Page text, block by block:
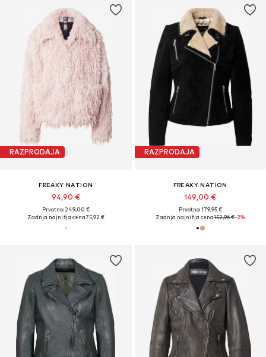
RAZPRODAJA
FREAKY NATION
94,90 €
Prvotno: 249,00 €
Zadnja najnižja cena75,92 €
RAZPRODAJA
FREAKY NATION
149,00 €
Prvotno: 179,95 €
Zadnja najnižja cena152,96 €-2%